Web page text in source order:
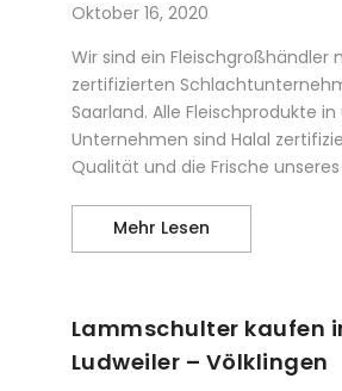
Oktober 16, 2020
Wir sind ein Fleischgroßhändler
zertifizierten
Saarland. Alle Fleischprodukte
Unternehmen sind Halal
Qualität und die Frische unseres
Mehr LesenLAMM Ganz /
Lammschulter kaufen
Ludweiler – Völklingen